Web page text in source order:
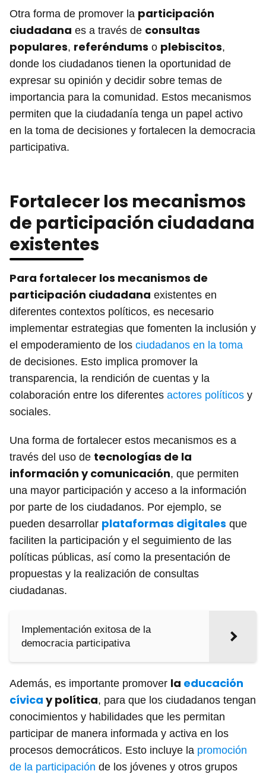
Otra forma de promover la participación
ciudadana es a través de consultas
populares, referéndums o plebiscitos,
donde los ciudadanos tienen la oportunidad de
expresar su opinión y decidir sobre temas de
importancia para la comunidad. Estos mecanismos
permiten que la ciudadanía tenga un papel activo
en la toma de decisiones y fortalecen la democracia
participativa.
Fortalecer los mecanismos
de participación ciudadana
existentes
Para fortalecer los mecanismos de
participación ciudadana existentes en
diferentes contextos políticos, es necesario
implementar estrategias que fomenten la inclusión y
el empoderamiento de los ciudadanos en la toma
de decisiones. Esto implica promover la
transparencia, la rendición de cuentas y la
colaboración entre los diferentes actores políticos y
sociales.
Una forma de fortalecer estos mecanismos es a
través del uso de tecnologías de la
información y comunicación, que permiten
una mayor participación y acceso a la información
por parte de los ciudadanos. Por ejemplo, se
pueden desarrollar plataformas digitales que
faciliten la participación y el seguimiento de las
políticas públicas, así como la presentación de
propuestas y la realización de consultas
ciudadanas.
Implementación exitosa de la
democracia participativa
Además, es importante promover la educación
cívica y política, para que los ciudadanos tengan
conocimientos y habilidades que les permitan
participar de manera informada y activa en los
procesos democráticos. Esto incluye la promoción
de la participación de los jóvenes y otros grupos